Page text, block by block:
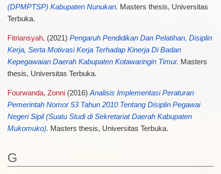
(DPMPTSP) Kabupaten Nunukan. Masters thesis, Universitas
Terbuka.
Fitriansyah, (2021) Pengaruh Pendidikan Dan Pelatihan, Disiplin
Kerja, Serta Motivasi Kerja Terhadap Kinerja Di Badan
Kepegawaian Daerah Kabupaten Kotawaringin Timur. Masters
thesis, Universitas Terbuka.
Fourwanda, Zonni(2016) Analisis Implementasi Peraturan
Pemerintah Nomor 53 Tahun 2010 Tentang Disiplin Pegawai
Negeri Sipil (Suatu Studi di Sekretariat Daerah Kabupaten
Mukomuko). Masters thesis, Universitas Terbuka.
G